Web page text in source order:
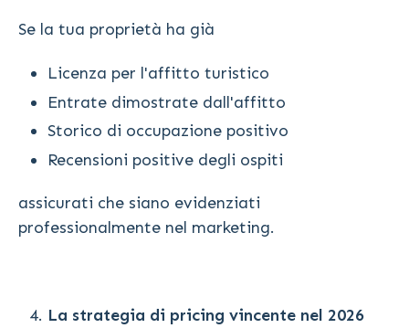
Se la tua proprietà ha già
Licenza per l'affitto turistico
Entrate dimostrate dall'affitto
Storico di occupazione positivo
Recensioni positive degli ospiti
assicurati che siano evidenziati
professionalmente nel marketing.
La strategia di pricing vincente nel 2026